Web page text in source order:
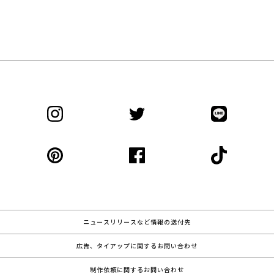
ニュースリリースなど情報の送付先
広告、タイアップに関するお問い合わせ
制作依頼に関するお問い合わせ